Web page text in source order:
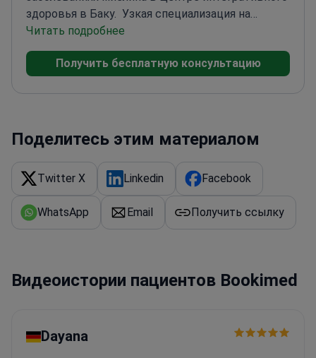
здоровья в Баку. Узкая специализация на
сложных неврологических состояниях, таких
как болезнь Паркинсона и РСОпыт лечения
неврологических осложнений при грыжах
Азербайджанском медицинском университете
Читать подробнее
Получить бесплатную консультацию
Поделитесь этим материалом
Twitter X Linkedin Facebook
WhatsApp Email Получить ссылку
Видеоистории пациентов Bookimed
Dayana